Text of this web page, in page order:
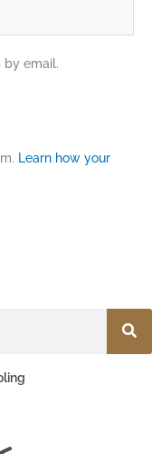
email.
Learn how your